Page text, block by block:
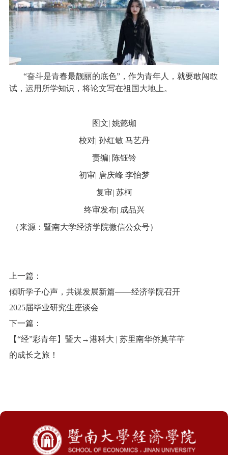
“奋斗是青春最靓丽的底色”，作为青年人，就要敢闯敢
试，运用所学知识，将论文写在祖国大地上。
图文| 姚懿珈
校对| 孙红敏 马艺丹
责编| 陈钰铃
初审| 唐庆峰 李怡梦
复审| 苏柯
终审发布| 成品兴
（来源：暨南大学经济学院微信公众号）
上一篇：
倾听学子心声，共谋发展新篇——经济学院召开
2025届毕业研究生座谈会
下一篇：
【“经”彩青年】暨大→港科大 | 苏里南华侨莫芊芊
的成长之旅！